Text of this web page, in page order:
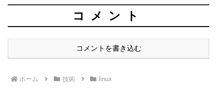
コメント
コメントを書き込む
ホーム 技術 linux